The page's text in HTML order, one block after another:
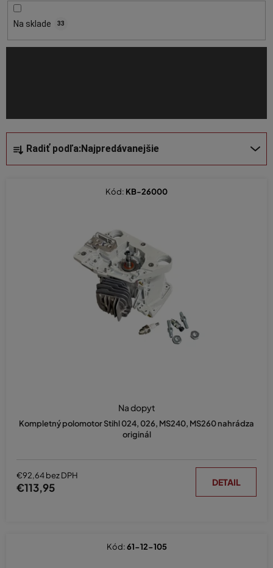
a
d
Radiť podľa:Najpredávanejšie
Na sklade 33
r
o
d
v
Kompletný polomotor Stihl 024, 026, MS240, MS260 nahrádza
originál
Na dopyt
€92,64 bez DPH
€113,95 DETAIL
Kód: KB-26000
Kód:61-12-105